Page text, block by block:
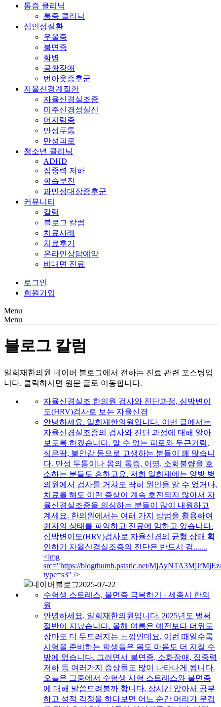
통증 클리닉
통증 클리닉
심인성질환
우울증
불면증
화병
공황장애
번아웃증후군
자율신경계질환
자율신경실조증
미주신경성실신
어지럼증
만성두통
만성피로
청소년 클리닉
ADHD
집중력 저하
학습부진
과민성대장증후군
커뮤니티
칼럼
블로그 칼럼
치료사례
치료후기
온라인상담예약
비대면 진료
로그인
회원가입
Menu
Menu
블로그 칼럼
일희재한의원 네이버 블로그에서 전하는 진료 관련 포스팅입
니다. 클릭하시면 원문 글로 이동합니다.
자율신경실조 한의원 검사와 진단과정, 심박변이
도(HRV)검사로 보는 자율신경
안녕하세요. 일희재한의원입니다. 이번 글에서는
자율신경실조증의 검사와 진단 과정에 대해 알아
보도록 하겠습니다. 알 수 없는 피로와 두근거림,
식은땀, 불안감 등으로 고생하는 분들이 꽤 많습니
다. 만성 두통이나 몸의 통증, 이명, 소화불량을 호
소하는 분들도 흔하고요. 저희 일희재에는 양방 병
의원에서 검사를 거쳐도 딱히 원인을 알 수 없거나,
치료를 해도 이런 증상이 계속 호전되지 않아서 자
율신경실조증을 의심하는 분들이 많이 내원하고
계세요. 한의원에서는 여러 가지 방법을 활용하여
환자의 상태를 파악하고 진료에 임하고 있습니다.
심박변이도(HRV)검사로 자율신경의 균형 상태 확
인하기 자율신경실조증의 진단은 반드시 검.......
<img
src="https://blogthumb.pstatic.net/
type=s3" />
네이버블로그2025-07-22
수험생 스트레스, 불면증 극복하기 - 세종시 한의
원
안녕하세요, 일희재한의원입니다. 2025년도 벌써
절반이 지났습니다. 올해 여름은 예전보다 더위도
장마도 더 두드러지는 느낌인데요, 이런 때일수록
시험을 준비하는 학생들은 몸도 마음도 더 지칠 수
밖에 없습니다. 그러면서 불면증, 소화장애, 집중력
저하 등 여러가지 증상들도 많이 나타나게 됩니다.
오늘은 그중에서 수험생 시험 스트레스와 불면증
에 대해 말씀드려볼까 합니다. 장시간 앉아서 공부
하고 성적 걱정을 하다보면 어느 순간 머리가 무겁